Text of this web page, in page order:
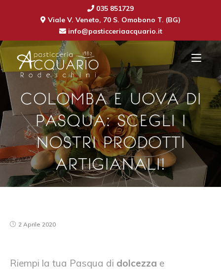
035 851729
Viale V. Veneto, 70 S. Omobono T. (BG)
info@pasticceriaacquario.it
COLOMBA E UOVA DI
PASQUA: SCEGLI I
NOSTRI PRODOTTI
ARTIGIANALI!
2 Aprile 2020
Riempi la tua Pasqua di dolcezza e